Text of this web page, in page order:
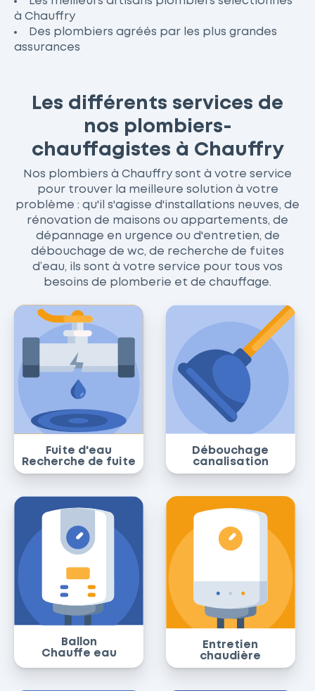
à Chauffry
Des plombiers agréés par les plus grandes
assurances
Les différents services de
nos plombiers-
chauffagistes à Chauffry
Nos plombiers à Chauffry sont à votre service
pour trouver la meilleure solution à votre
problème : qu'il s'agisse d'installations neuves, de
rénovation de maisons ou appartements, de
dépannage en urgence ou d'entretien, de
débouchage de wc, de recherche de fuites
d’eau, ils sont à votre service pour tous vos
besoins de plomberie et de chauffage.
Fuite d'eau
Recherche de fuite
Débouchage
canalisation
Ballon
Chauffe eau
Entretien
chaudière